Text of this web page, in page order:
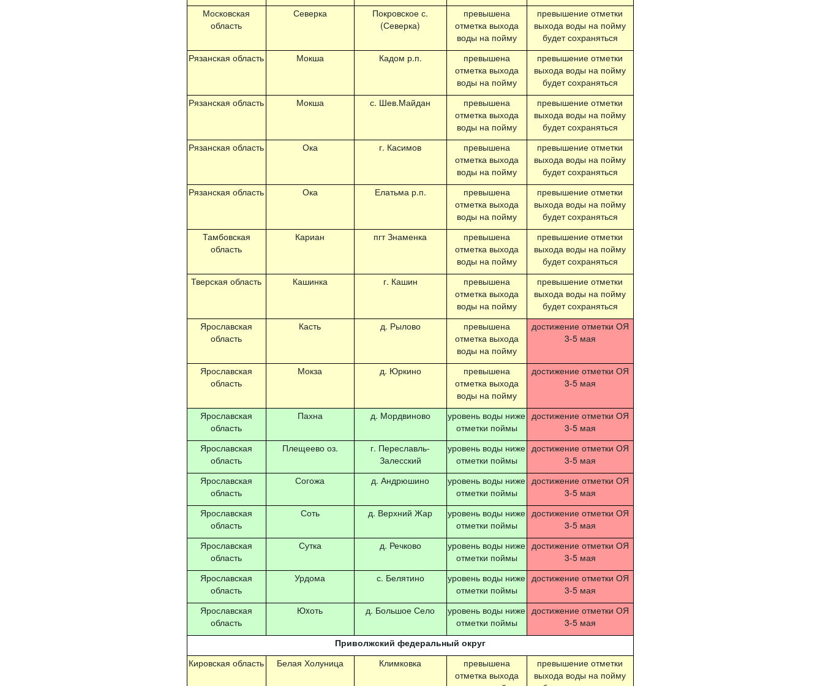
Московская
область
Северка
Покровское с.
(Северка)
превышена
отметка выхода
воды на пойму
превышение отметки
выхода воды на пойму
будет сохраняться
Рязанская область
Мокша Кадом р.п.
превышена
отметка выхода
воды на пойму
превышение отметки
выхода воды на пойму
будет сохраняться
Рязанская область
Мокша с. Шев.Майдан
превышена
отметка выхода
воды на пойму
превышение отметки
выхода воды на пойму
будет сохраняться
Рязанская область
Ока г. Касимов
превышена
отметка выхода
воды на пойму
превышение отметки
выхода воды на пойму
будет сохраняться
Рязанская область
Ока Елатьма р.п.
превышена
отметка выхода
воды на пойму
превышение отметки
выхода воды на пойму
будет сохраняться
Тамбовская
область
Кариан пгт Знаменка
превышена
отметка выхода
воды на пойму
превышение отметки
выхода воды на пойму
будет сохраняться
Тверская область
Кашинка г. Кашин
превышена
отметка выхода
воды на пойму
превышение отметки
выхода воды на пойму
будет сохраняться
Ярославская
область
Касть д. Рылово
превышена
отметка выхода
воды на пойму
достижение отметки ОЯ
3-5 мая
Ярославская
область
Мокза д. Юркино
превышена
отметка выхода
воды на пойму
достижение отметки ОЯ
3-5 мая
Ярославская
область
Пахна д. Мордвиново
уровень воды ниже
отметки поймы
достижение отметки ОЯ
3-5 мая
Ярославская
область
Плещеево оз.
г. Переславль-
Залесский
уровень воды ниже
отметки поймы
достижение отметки ОЯ
3-5 мая
Ярославская
область
Согожа д. Андрюшино
уровень воды ниже
отметки поймы
достижение отметки ОЯ
3-5 мая
Ярославская
область
Соть д. Верхний Жар
уровень воды ниже
отметки поймы
достижение отметки ОЯ
3-5 мая
Ярославская
область
Сутка д. Речково
уровень воды ниже
отметки поймы
достижение отметки ОЯ
3-5 мая
Ярославская
область
Урдома с. Белятино
уровень воды ниже
отметки поймы
достижение отметки ОЯ
3-5 мая
Ярославская
область
Юxоть д. Большое Село
уровень воды ниже
отметки поймы
достижение отметки ОЯ
3-5 мая
Приволжский федеральный округ
Кировская область
Белая Холуница Климковка
превышена
отметка выхода
превышение отметки
выхода воды на пойму